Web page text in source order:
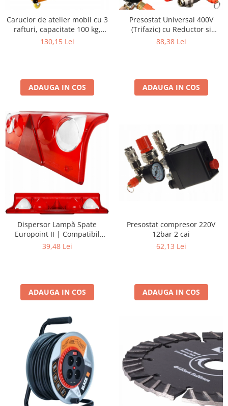
Carucior de atelier mobil cu 3
rafturi, capacitate 100 kg,
portocaliu, structura din otel,
130,15 Lei
ADAUGA IN COS
Presostat Universal 400V
(Trifazic) cu Reductor si
Colector Complet pentru
88,38 Lei
ADAUGA IN COS
Dispersor Lampă Spate
Europoint II | Compatibil
Schmitz, Krone, Kögel
39,48 Lei
ADAUGA IN COS
Presostat compresor 220V
12bar 2 cai
62,13 Lei
ADAUGA IN COS